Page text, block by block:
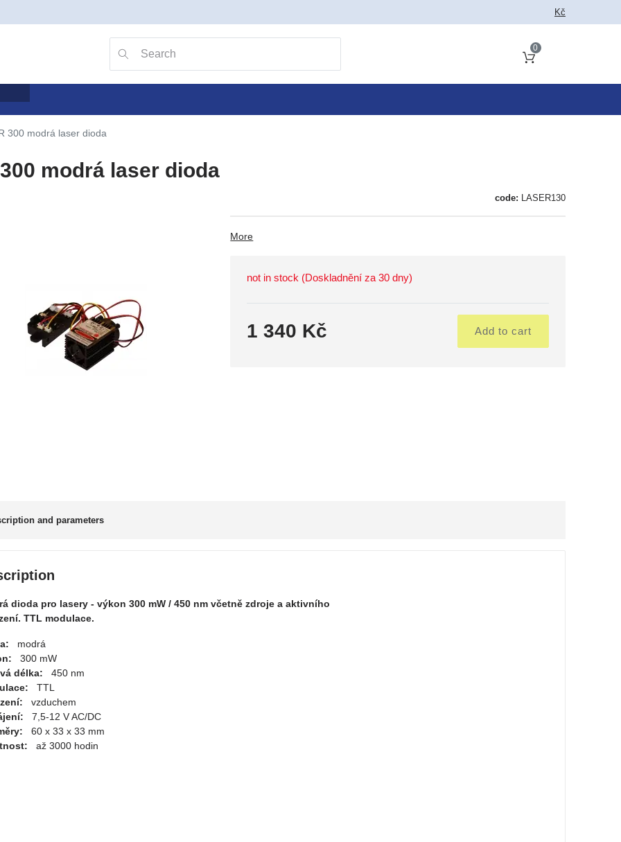
Kč
0
300 modrá laser dioda
modrá laser dioda
code: LASER130
More
not in stock (Doskladnění za 30 dny)
1 340 Kč Add to cart
and parameters
dioda pro lasery - výkon 300 mW / 450 nm včetně zdroje a aktivního
TTL modulace.
modrá
300 mW
délka: 450 nm
TTL
vzduchem
7,5-12 V AC/DC
60 x 33 x 33 mm
až 3000 hodin